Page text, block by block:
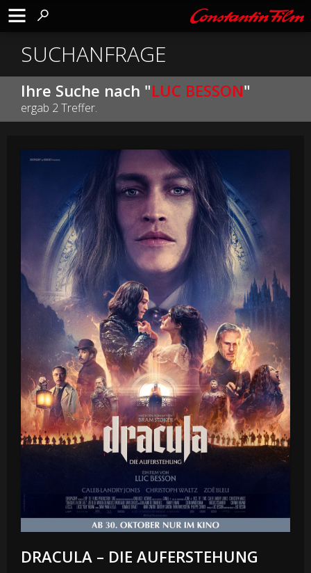
SUCHANFRAGE
Ihre Suche nach "LUC BESSON"
ergab 2 Treffer.
DRACULA – DIE AUFERSTEHUNG